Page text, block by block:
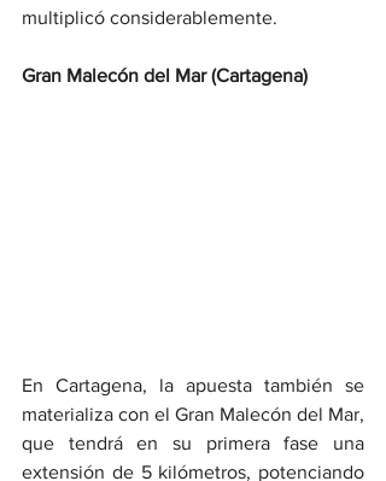
multiplicó considerablemente.
Gran Malecón del Mar (Cartagena)
En Cartagena, la apuesta también se
materializa con el Gran Malecón del Mar,
que tendrá en su primera fase una
extensión de 5 kilómetros, potenciando